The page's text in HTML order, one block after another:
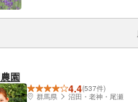
園
4.4(537件)
群馬県
沼田・老神・尾瀬